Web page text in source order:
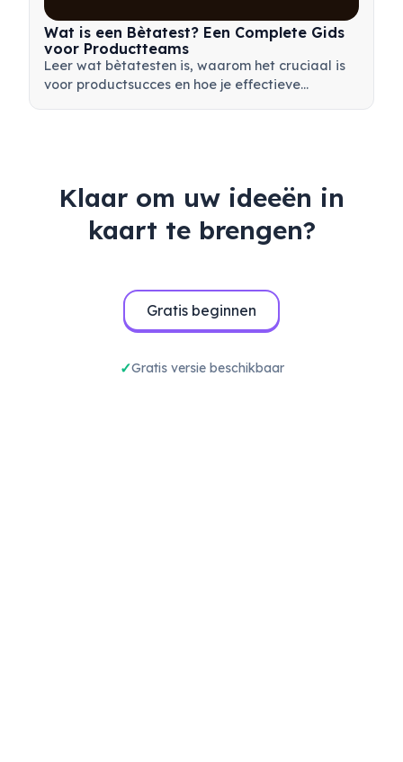
Wat is een Bètatest? Een Complete Gids
voor Productteams
Leer wat bètatesten is, waarom het cruciaal is
voor productsucces en hoe je effectieve
Klaar om uw ideeën in
kaart te brengen?
Gratis beginnen
Gratis versie beschikbaar